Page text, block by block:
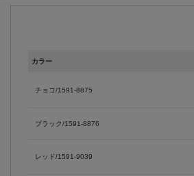
カラー
チョコ/1591-8875
ブラック/1591-8876
レッド/1591-9039